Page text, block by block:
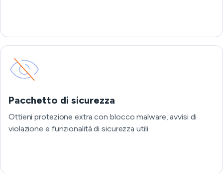
Pacchetto di sicurezza
Ottieni protezione extra con blocco malware, avvisi di
violazione e funzionalità di sicurezza utili.